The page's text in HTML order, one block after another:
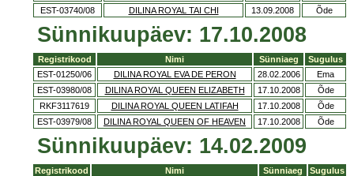
EST-03740/08
DILINA ROYAL TAI CHI 13.09.2008 Õde
Sünnikuupäev: 17.10.2008
Registrikood Nimi Sünniaeg
Sugulus
EST-01250/06
DILINA ROYAL EVA DE PERON 28.02.2006
Ema
EST-03980/08
DILINA ROYAL QUEEN ELIZABETH 17.10.2008
Õde
RKF3117619
DILINA ROYAL QUEEN LATIFAH 17.10.2008
Õde
EST-03979/08
DILINA ROYAL QUEEN OF HEAVEN 17.10.2008 Õde
Sünnikuupäev: 14.02.2009
Registrikood Nimi Sünniaeg
Sugulus